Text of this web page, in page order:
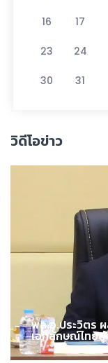
16 17
23 24
30 31
วิดีโอข่าว
พล.อ.ประวิตร
เอกลักษณ์ไทย